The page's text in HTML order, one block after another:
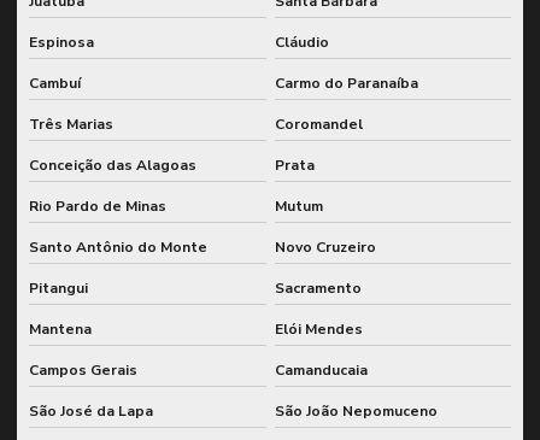
Espinosa Cláudio
Cambuí Carmo do Paranaíba
Três Marias Coromandel
Conceição das Alagoas Prata
Rio Pardo de Minas Mutum
Santo Antônio do Monte Novo Cruzeiro
Pitangui Sacramento
Mantena Elói Mendes
Campos Gerais Camanducaia
São José da Lapa São João Nepomuceno